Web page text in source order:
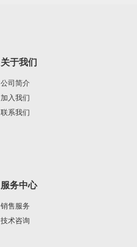
关于我们
公司简介
加入我们
联系我们
服务中心
销售服务
技术咨询